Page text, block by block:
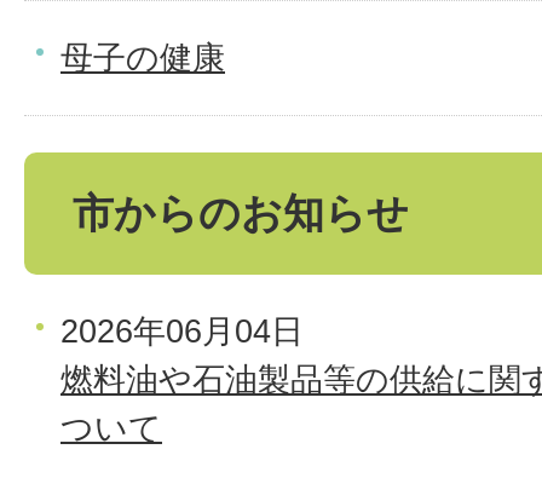
母子の健康
市からのお知らせ
2026年06月04日
燃料油や石油製品等の供給に関
ついて